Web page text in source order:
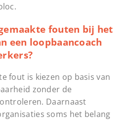
fouten bij het
een loopbaancoach
fout is kiezen op basis van
zonder de
Daarnaast
soms het belang